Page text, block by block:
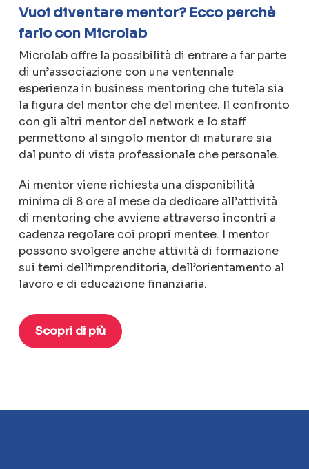
Vuoi diventare mentor? Ecco perchè
farlo con Microlab
Microlab offre la possibilità di entrare a far parte
di un’associazione con una ventennale
esperienza in business mentoring che tutela sia
la figura del mentor che del mentee. Il confronto
con gli altri mentor del network e lo staff
permettono al singolo mentor di maturare sia
dal punto di vista professionale che personale.
Ai mentor viene richiesta una disponibilità
minima di 8 ore al mese da dedicare all’attività
di mentoring che avviene attraverso incontri a
cadenza regolare coi propri mentee. I mentor
possono svolgere anche attività di formazione
sui temi dell’imprenditoria, dell’orientamento al
lavoro e di educazione finanziaria.
Scopri di più